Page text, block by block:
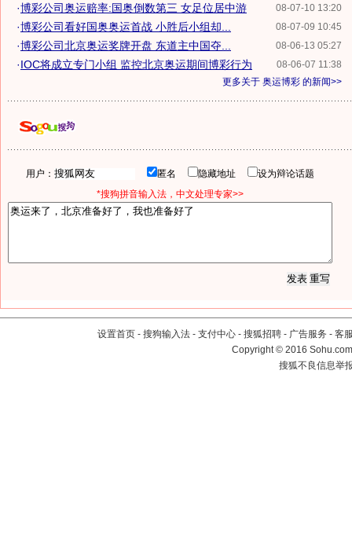
08-07-10 13:20
·博彩公司奥运赔率:国奥倒数第三 女足位居中游
08-07-09 10:45
·博彩公司看好国奥奥运首战 小胜后小组却...
08-06-13 05:27
·博彩公司北京奥运奖牌开盘 东道主中国夺...
08-06-07 11:38
·IOC将成立专门小组 监控北京奥运期间博彩行为
更多关于 奥运博彩 的新闻>>
用户： 匿名 隐藏地址
设为辩论话题
*搜狗拼音输入法，中文处理专家>>
设置首页 - 搜狗输入法 - 支付中心 - 搜狐招聘 - 广告服务 - 客
Copyright©2016
搜狐不良信息举